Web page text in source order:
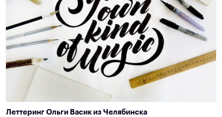
Леттеринг Ольги Васик из Челябинска